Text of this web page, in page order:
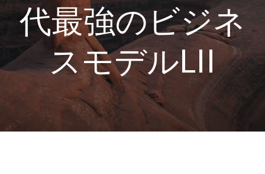
代最強のビジネ
スモデルLII